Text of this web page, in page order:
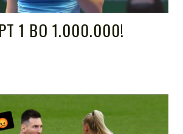
1 ВО 1.000.000!